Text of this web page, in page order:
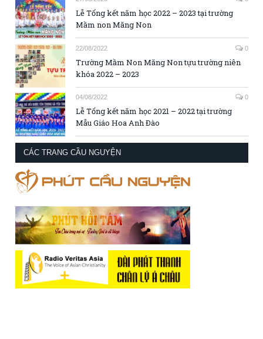
Lễ Tổng kết năm học 2022 – 2023 tại trường
Mầm non Măng Non
22/08/2022 0
Trường Mầm Non Măng Non tựu trường niên
khóa 2022 – 2023
04/08/2022 0
Lễ Tổng kết năm học 2021 – 2022 tại trường
Mẫu Giáo Hoa Anh Đào
CÁC TRANG CẦU NGUYỆN